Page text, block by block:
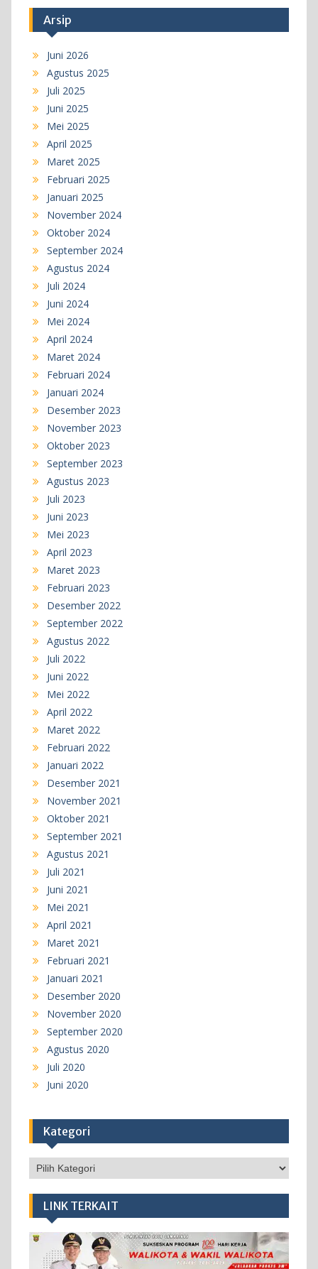
Arsip
Juni 2026
Agustus 2025
Juli 2025
Juni 2025
Mei 2025
April 2025
Maret 2025
Februari 2025
Januari 2025
November 2024
Oktober 2024
September 2024
Agustus 2024
Juli 2024
Juni 2024
Mei 2024
April 2024
Maret 2024
Februari 2024
Januari 2024
Desember 2023
November 2023
Oktober 2023
September 2023
Agustus 2023
Juli 2023
Juni 2023
Mei 2023
April 2023
Maret 2023
Februari 2023
Desember 2022
September 2022
Agustus 2022
Juli 2022
Juni 2022
Mei 2022
April 2022
Maret 2022
Februari 2022
Januari 2022
Desember 2021
November 2021
Oktober 2021
September 2021
Agustus 2021
Juli 2021
Juni 2021
Mei 2021
April 2021
Maret 2021
Februari 2021
Januari 2021
Desember 2020
November 2020
September 2020
Agustus 2020
Juli 2020
Juni 2020
Kategori
Kategori
LINK TERKAIT